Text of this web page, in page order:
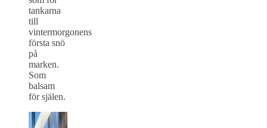
tankarna
till
vintermorgonens
första snö
på
marken.
Som
balsam
för själen.